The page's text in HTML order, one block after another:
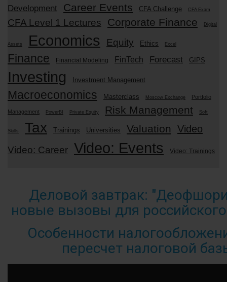
Development
Career Events CFA Challenge CFA Exam
CFA Level 1 Lectures Corporate Finance Digital
Assets Economics Equity Ethics Excel
Finance Financial Modeling FinTech Forecast GIPS
Investing Investment Management
Macroeconomics Masterclass Moscow Exchange Portfolio
Management PowerBI Private Equity Risk Management Soft
Skills Tax Trainings Universities Valuation Video
Video: Career Video: Events Video: Trainings
Деловой завтрак:
новые вызовы для
Особенности
пересчет налоговой